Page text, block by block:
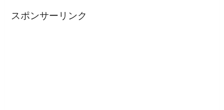
スポンサーリンク